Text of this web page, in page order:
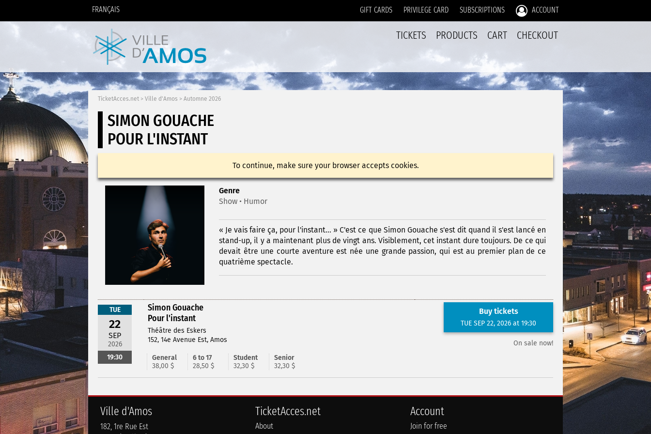
FRANÇAIS GIFT CARDS PRIVILEGE CARD SUBSCRIPTIONS ACCOUNT
TICKETS PRODUCTS CART CHECKOUT
TicketAcces.net > Ville d'Amos > Automne 2026
SIMON GOUACHE
POUR L'INSTANT
To continue, make sure your browser accepts cookies.
Genre
Show • Humor
« Je vais faire ça, pour l'instant... » C'est ce que Simon Gouache s'est dit quand il s'est lancé en
stand-up, il y a maintenant plus de vingt ans. Visiblement, cet instant dure toujours. De ce qui
devait être une courte aventure est née une grande passion, qui est au premier plan de ce
quatrième spectacle.
TUE
22
SEP
2026
19:30
Simon Gouache
Pour l'instant
Théâtre des Eskers
152, 14e Avenue Est, Amos
General
38,00 $
6 to 17
28,50 $
Student
32,30 $
Senior
32,30 $
Buy tickets
TUE SEP 22, 2026 at 19:30
On sale now!
Ville d'Amos
182, 1re Rue Est
TicketAcces.net
About
Account
Join for free